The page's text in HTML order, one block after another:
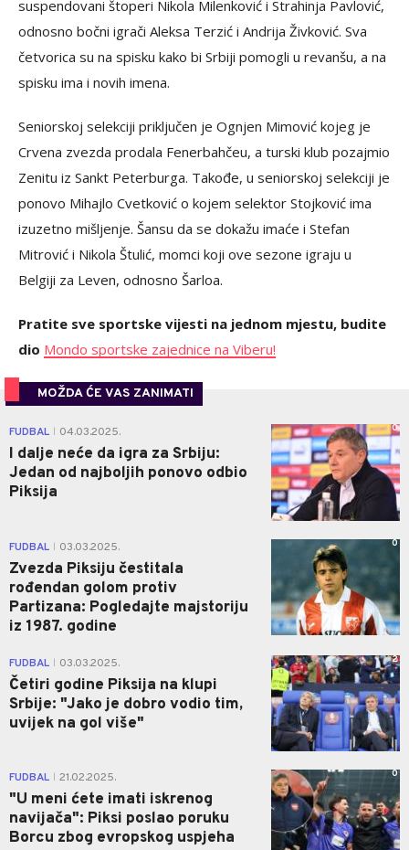
suspendovani štoperi Nikola Milenković i Strahinja Pavlović,
odnosno bočni igrači Aleksa Terzić i Andrija Živković. Sva
četvorica su na spisku kako bi Srbiji pomogli u revanšu, a na
spisku ima i novih imena.
Seniorskoj selekciji priključen je Ognjen Mimović kojeg je
Crvena zvezda prodala Fenerbahčeu, a turski klub pozajmio
Zenitu iz Sankt Peterburga. Takođe, u seniorskoj selekciji je
ponovo Mihajlo Cvetković o kojem selektor Stojković ima
izuzetno mišljenje. Šansu da se dokažu imaće i Stefan
Mitrović i Nikola Štulić, momci koji ove sezone igraju u
Belgiji za Leven, odnosno Šarloa.
Pratite sve sportske vijesti na jednom mjestu, budite
dio Mondo sportske zajednice na Viberu!
MOŽDA ĆE VAS ZANIMATI
FUDBAL 04.03.2025.
I dalje neće da igra za Srbiju:
Jedan od najboljih ponovo odbio
Piksija
0
FUDBAL 03.03.2025.
Zvezda Piksiju čestitala
rođendan golom protiv
Partizana: Pogledajte majstoriju
iz 1987. godine
0
FUDBAL 03.03.2025.
Četiri godine Piksija na klupi
Srbije: "Jako je dobro vodio tim,
uvijek na gol više"
2
FUDBAL 21.02.2025.
"U meni ćete imati iskrenog
navijača": Piksi poslao poruku
Borcu zbog evropskog uspjeha
0